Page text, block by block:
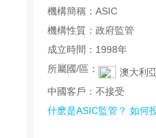
機構簡稱： ASIC
機構性質： 政府監管
成立時間： 1998年
所屬國/區：
澳大利
中國客戶： 不接受
什麽是ASIC監管？ 如何